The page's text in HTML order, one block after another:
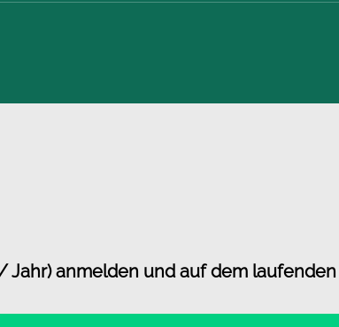
Jahr) anmelden und auf dem